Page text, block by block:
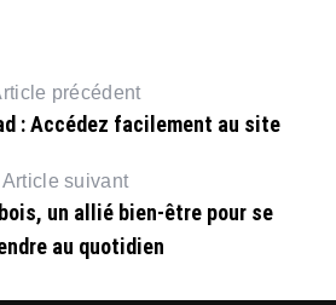
précédent
: Accédez facilement au site
Article suivant
un allié bien-être pour se
au quotidien